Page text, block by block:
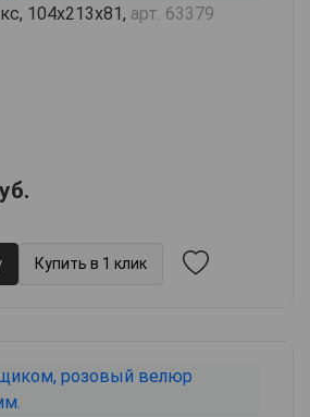
104х213х81, арт. 63379
Купить в 1 клик